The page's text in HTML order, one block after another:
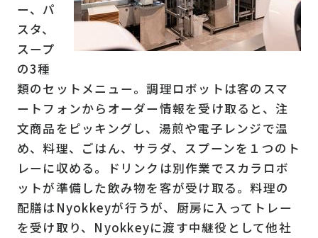
ー、パ
スタ、
スープ
の3種
類のセットメニュー。調理ロボットは客のスマ
ートフォンからオーダー情報を受け取ると、注
文商品をピッキングし、湯煎や電子レンジで温
め、料理、ごはん、サラダ、スプーンを１つのト
レーに収める。ドリンクは別作業でスカラロボ
ットが準備した飲み物を客が受け取る。料理の
配膳はNyokkeyが行うが、厨房に入ってトレー
を受け取り、Nyokkeyに渡す中継役として他社